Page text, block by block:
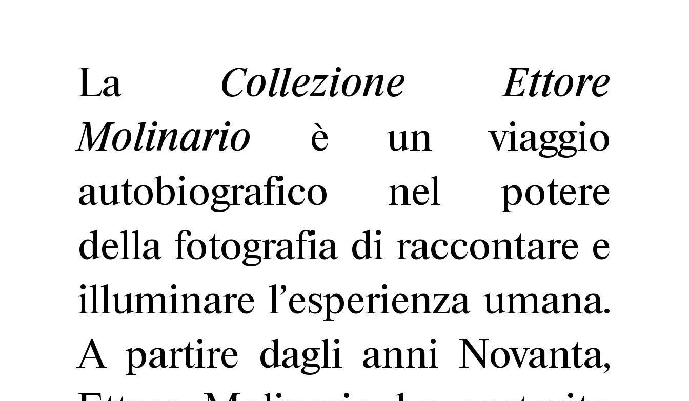
La Collezione Ettore
Molinario è un viaggio
autobiografico nel potere
della fotografia di raccontare e
illuminare l’esperienza umana.
A partire dagli anni Novanta,